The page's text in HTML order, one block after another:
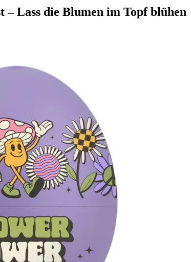
– Lass die Blumen im Topf blühen